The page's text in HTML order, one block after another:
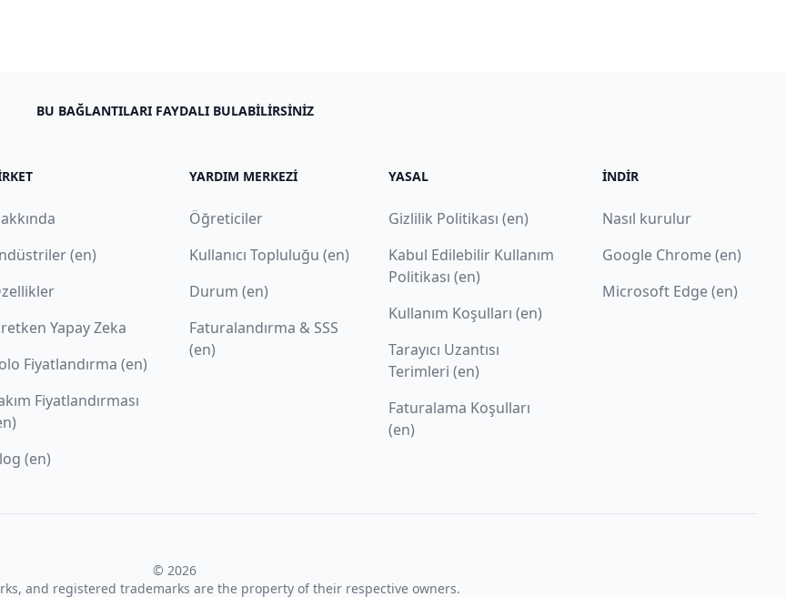
BU BAĞLANTILARI FAYDALI BULABILIRSINIZ
(en)
Yapay Zeka
Fiyatlandırma (en)
Fiyatlandırması
(en)
YARDIM MERKEZI
Öğreticiler
Kullanıcı Topluluğu (en)
Durum (en)
Faturalandırma & SSS
(en)
YASAL
Gizlilik Politikası (en)
Kabul Edilebilir Kullanım
Politikası (en)
Kullanım Koşulları (en)
Tarayıcı Uzantısı
Terimleri (en)
Faturalama Koşulları
(en)
İNDIR
Nasıl kurulur
Google Chrome (en)
Microsoft Edge (en)
© 2026
and registered trademarks are the property of their respective owners.